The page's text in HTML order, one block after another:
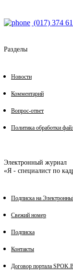
(017) 374
Разделы
Новости
Комментарий
Вопрос-ответ
Политика обработки
Электронный журнал
«Я - специалист по
Подписка на
Свежий номер
Подписка
Контакты
Договор портала